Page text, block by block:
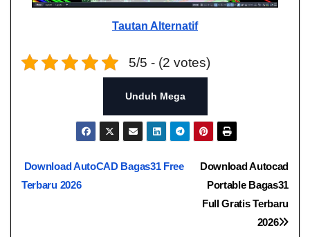
Tautan A lternatif
5/5 - (2 votes)
Unduh Mega
Navigasi
pos
Download Autocad
Portable Bagas31​​
Full Gratis Terbaru
2026
Download AutoCAD Bagas31​ Free
Terbaru 2026